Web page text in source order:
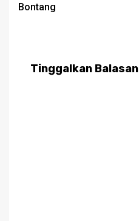
Bontang
Tinggalkan Balasan